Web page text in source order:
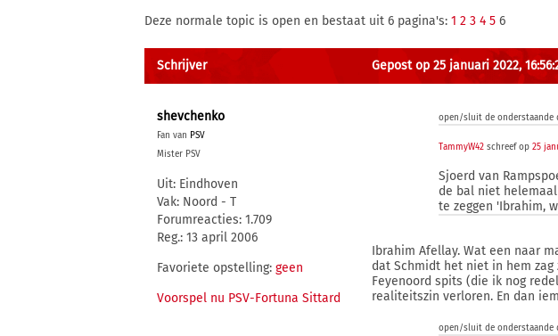
Deze normale topic is open en bestaat uit 6 pagina's: 1 2 3 4 5 6
Schrijver Gepost op 25 januari 2022,
shevchenko
Fan van PSV
Mister PSV
Uit: Eindhoven
Vak: Noord - T
Forumreacties: 1.709
Reg.: 13 april 2006
Favoriete opstelling: geen
Voorspel nu PSV-Fortuna Sittard
open/sluit de onderstaande
TammyW42 schreef op25
Sjoerd van
de bal niet
te zeggen 'Ibrahim,
Ibrahim Afellay. Wat een naar
dat Schmidt het niet in hem
Feyenoord spits (die ik nog
realiteitszin verloren. En dan
open/sluit de onderstaande